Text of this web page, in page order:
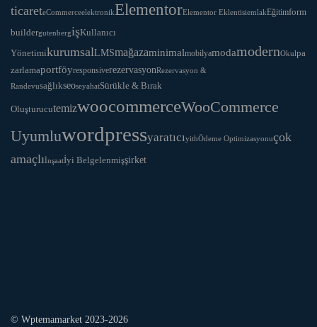
ticareteCommerceelektronikElementorElementor EklentisiemlakEğitimform
buildergutenbergişKullanıcı
YönetimikurumsalLMSmağazaminimalmobilyamodamodernOkulpa
zarlamaportföyresponsiverezervasyonRezervasyon &
RandevusağlıkseoseyahatSürükle & Bırak
OluşturucutemizwoocommerceWooCommerce
UyumluwordpressyaratıcıyithÖdeme Optimizasyonuçok
amaçlıİnşaatİyi Belgelenmişşirket
© Wptemamarket 2023-2026